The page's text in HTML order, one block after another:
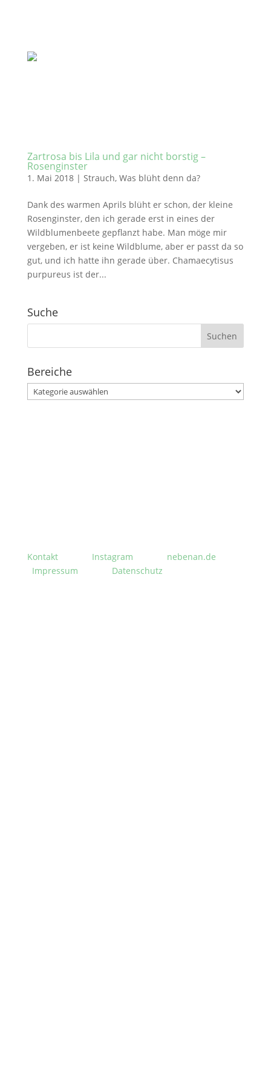
Zartrosa bis Lila und gar nicht borstig –
Rosenginster
1. Mai 2018| Strauch, Was blüht denn da?
Dank des warmen Aprils blüht er schon, der kleine
Rosenginster, den ich gerade erst in eines der
Wildblumenbeete gepflanzt habe. Man möge mir
vergeben, er ist keine Wildblume, aber er passt da so
gut, und ich hatte ihn gerade über. Chamaecytisus
purpureus ist der...
Suche
Suchen
Bereiche
Bereiche
Kontakt Instagram
nebenan.de
Impressum
Datenschutz